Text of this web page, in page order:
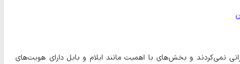
نمی‌کردند و بخش‌های با اهمیت مانند ایلام و بابل دارای هویت‌های